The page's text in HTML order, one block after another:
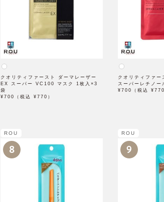
クオリティファースト ダーマレーザー
EX スーパー VC100 マスク 1枚入×3
袋
¥700（税込 ¥770）
クオリティファ
スーパーレチノ
¥700（税込
ROU
8
ROU
9